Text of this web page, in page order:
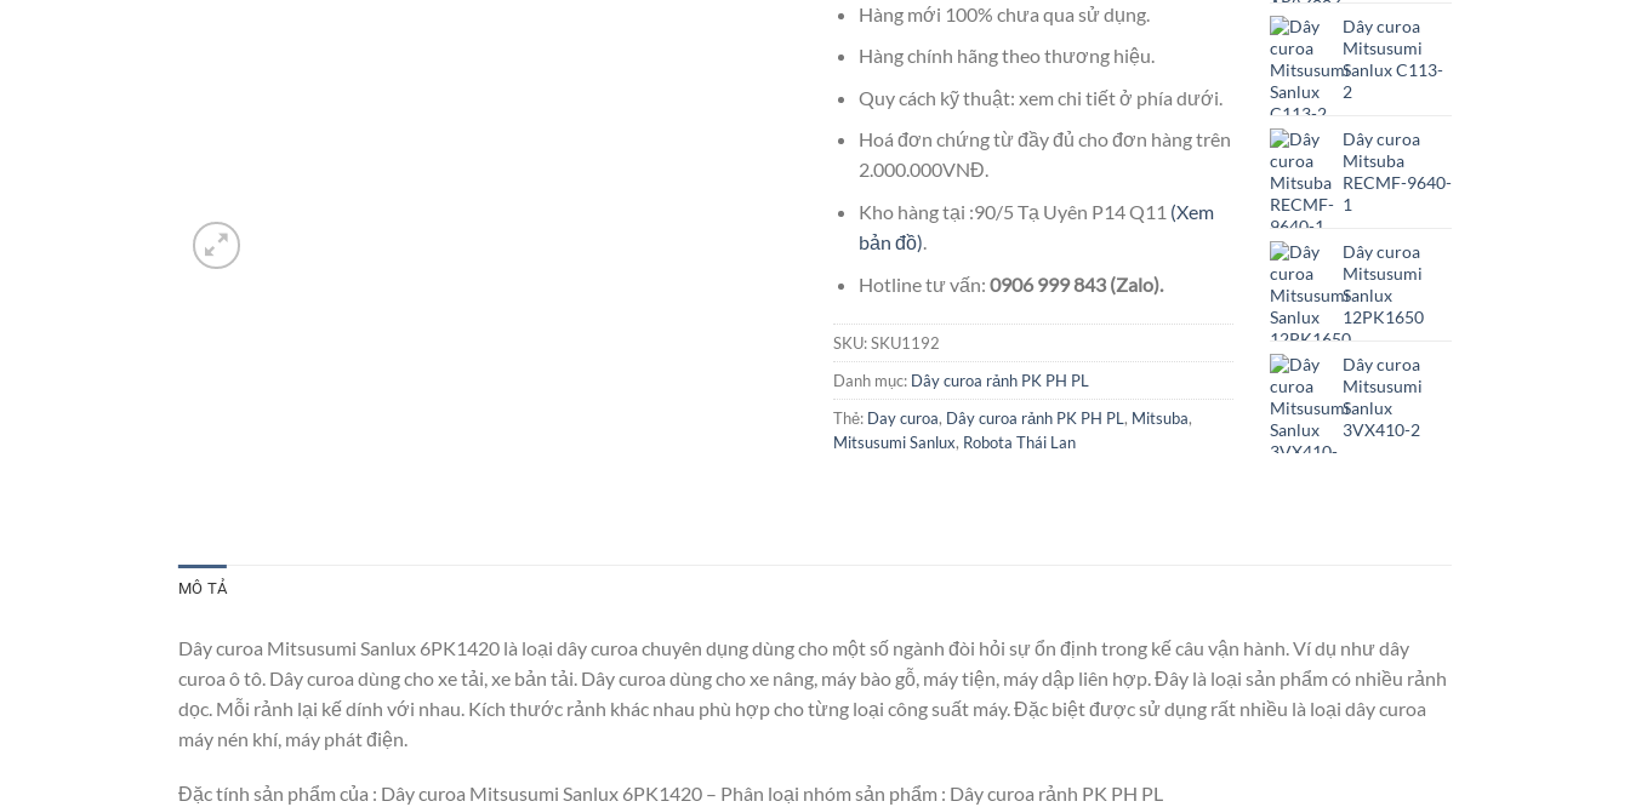
Hàng mới 100% chưa qua sử dụng.
Hàng chính hãng theo thương hiệu.
Quy cách kỹ thuật: xem chi tiết ở phía dưới.
Hoá đơn chứng từ đầy đủ cho đơn hàng trên
2.000.000VNĐ.
Kho hàng tại :90/5 Tạ Uyên P14 Q11 (Xem
bản đồ).
Hotline tư vấn: 0906 999 843 (Zalo).
SKU:SKU1192
Danh mục: Dây curoa rảnh PK PH PL
Thẻ: Day curoa, Dây curoa rảnh PK PH PL, Mitsuba,
Mitsusumi Sanlux, Robota Thái Lan
Dây curoa
Mitsusumi
Sanlux C113-
2
Dây curoa
Mitsuba
RECMF-9640-
1
Dây curoa
Mitsusumi
Sanlux
12PK1650
Dây curoa
Mitsusumi
Sanlux
3VX410-2
MÔ TẢ
Dây curoa Mitsusumi Sanlux 6PK1420 là loại dây curoa chuyên dụng dùng cho một số ngành đòi hỏi sự ổn định trong kế câu vận hành. Ví dụ như dây
curoa ô tô. Dây curoa dùng cho xe tải, xe bản tải. Dây curoa dùng cho xe nâng, máy bào gỗ, máy tiện, máy dập liên hợp. Đây là loại sản phẩm có nhiều rảnh
dọc. Mỗi rảnh lại kế dính với nhau. Kích thước rảnh khác nhau phù hợp cho từng loại công suất máy. Đặc biệt được sử dụng rất nhiều là loại dây curoa
máy nén khí, máy phát điện.
Đặc tính sản phẩm của : Dây curoa Mitsusumi Sanlux 6PK1420 – Phân loại nhóm sản phẩm : Dây curoa rảnh PK PH PL